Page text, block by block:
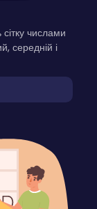
числами
середній і